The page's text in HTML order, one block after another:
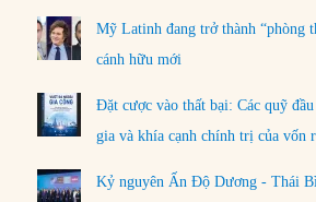
Mỹ Latinh đang trở thành “phòng
cánh hữu mới
Đặt cược vào thất bại: Các quỹ
gia và khía cạnh chính trị của vốn
Kỷ nguyên Ấn Độ Dương - Thái